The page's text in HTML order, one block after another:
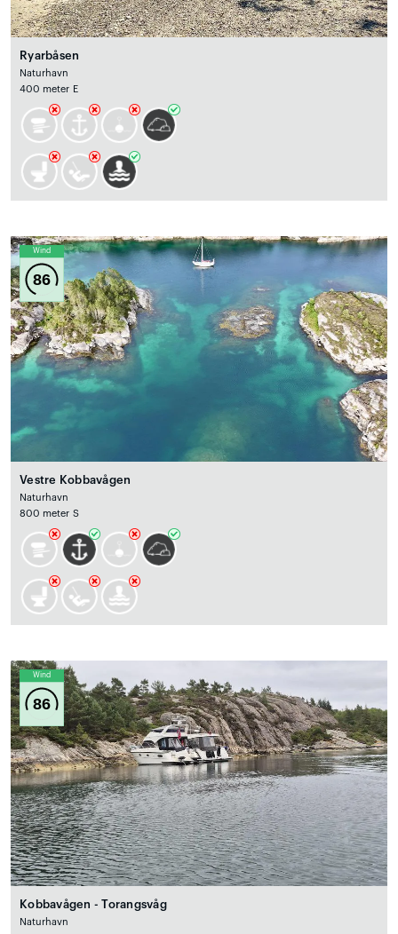
Ryarbåsen
Naturhavn
400 meter E
Wind
86
Vestre Kobbavågen
Naturhavn
800 meter S
Wind
86
Kobbavågen - Torangsvåg
Naturhavn